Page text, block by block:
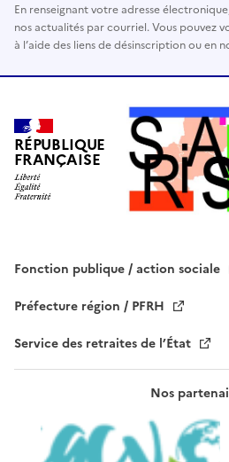
e
r
c
e
h
a
m
p
v
e
En renseignant votre adresse
nos actualités par courriel. Vous pouvez
à l’aide des liens de désinscription ou en
RÉPUBLIQUE
FRANÇAISE
Fonction publique / action sociale
Préfecture région / PFRH
Service des retraites de l’État
Nos